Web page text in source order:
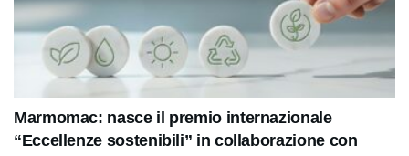
Marmomac: nasce il premio internazionale
“Eccellenze sostenibili” in collaborazione con